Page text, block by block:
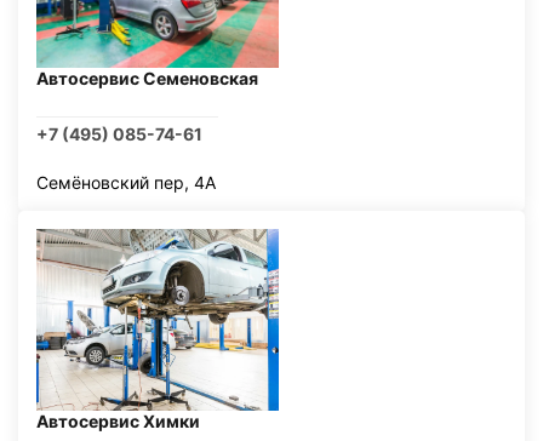
Автосервис Семеновская
+7 (495) 085-74-61
Семёновский пер, 4А
Автосервис Химки